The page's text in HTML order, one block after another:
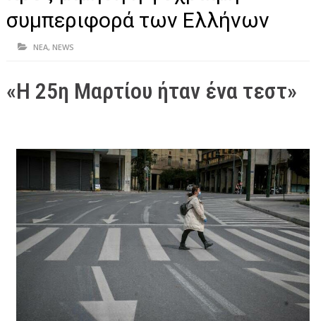
ΗΠΕΙΡΟΣ
ΠΡΕΒΕΖΑ
ΙΩΑΝΝΙΝΑ
ΚΑΙ ΕΛΛΑΔΑ
ΥΓΕΙΑ-ΟΜΟΡΦΙΑ
ΠΟΛΙΤΙΣΜΟΣ
ΠΕΡΙΒΑΛΛΟΝ
ΤΕΧΝΟΛΟΓΙΑ
ΔΙΕΘΝΗ
συμπεριφορά των Ελλήνων
ΝΕΑ, NEWS
«Η 25η Μαρτίου ήταν ένα τεστ»